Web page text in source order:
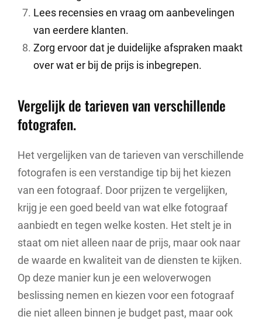
Lees recensies en vraag om aanbevelingen
van eerdere klanten.
Zorg ervoor dat je duidelijke afspraken maakt
over wat er bij de prijs is inbegrepen.
Vergelijk de tarieven van verschillende
fotografen.
Het vergelijken van de tarieven van verschillende
fotografen is een verstandige tip bij het kiezen
van een fotograaf. Door prijzen te vergelijken,
krijg je een goed beeld van wat elke fotograaf
aanbiedt en tegen welke kosten. Het stelt je in
staat om niet alleen naar de prijs, maar ook naar
de waarde en kwaliteit van de diensten te kijken.
Op deze manier kun je een weloverwogen
beslissing nemen en kiezen voor een fotograaf
die niet alleen binnen je budget past, maar ook